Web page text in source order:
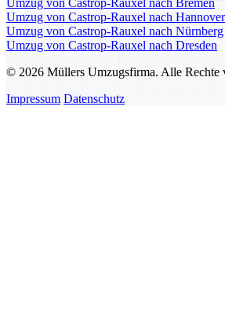
Umzug von Castrop-Rauxel nach Bremen
Umzug von Castrop-Rauxel nach Hannover
Umzug von Castrop-Rauxel nach Nürnberg
Umzug von Castrop-Rauxel nach Dresden
© 2026 Müllers Umzugsfirma. Alle Rechte
Impressum Datenschutz